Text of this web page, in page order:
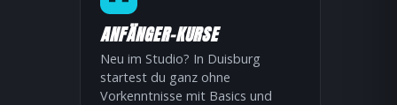
ANFÄNGER-KURSE
Neu im Studio? In Duisburg
startest du ganz ohne
Vorkenntnisse mit Basics und